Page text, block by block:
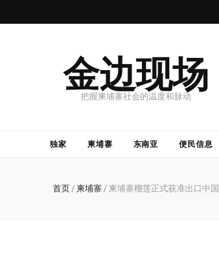
金边现场
把握柬埔寨社会的温度和脉动
独家 柬埔寨 东南亚 便民信息
首页/ 柬埔寨 / 柬埔寨榴莲正式获准出口中国